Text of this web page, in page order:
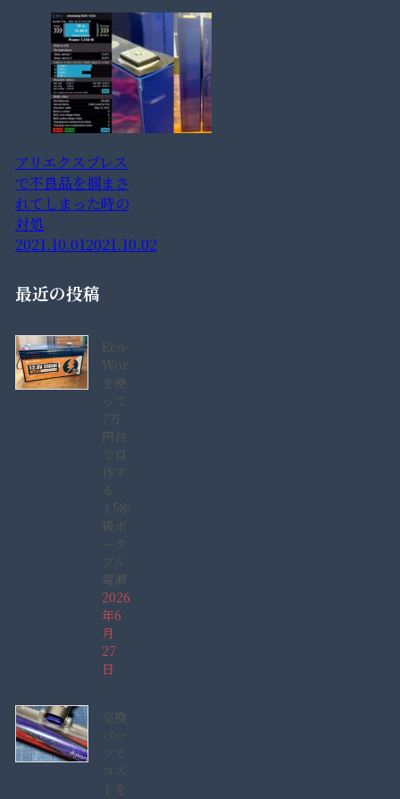
アリエクスプレス
で不良品を掴まさ
れてしまった時の
対処
2021.10.012021.10.02
最近の投稿
Eco-
Worthy280AH
を使
って
7万
円台
で自
作す
る
3,584Wh
級ポ
ータ
ブル
電源
2026
年6
月
27
日
交換
パー
ツで
コス
トを